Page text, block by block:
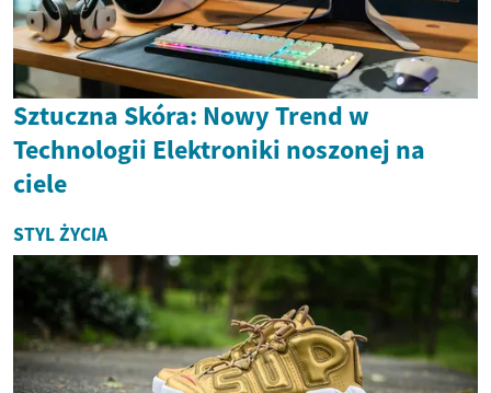
Sztuczna Skóra: Nowy Trend w
Technologii Elektroniki noszonej na
ciele
STYL ŻYCIA